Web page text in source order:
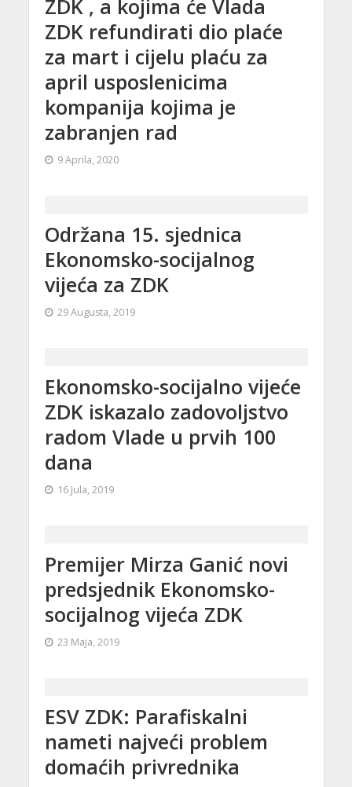
ZDK , a kojima će Vlada
ZDK refundirati dio plaće
za mart i cijelu plaću za
april usposlenicima
kompanija kojima je
zabranjen rad
9 Aprila, 2020
Održana 15. sjednica
Ekonomsko-socijalnog
vijeća za ZDK
29 Augusta, 2019
Ekonomsko-socijalno vijeće
ZDK iskazalo zadovoljstvo
radom Vlade u prvih 100
dana
16 Jula, 2019
Premijer Mirza Ganić novi
predsjednik Ekonomsko-
socijalnog vijeća ZDK
23 Maja, 2019
ESV ZDK: Parafiskalni
nameti najveći problem
domaćih privrednika